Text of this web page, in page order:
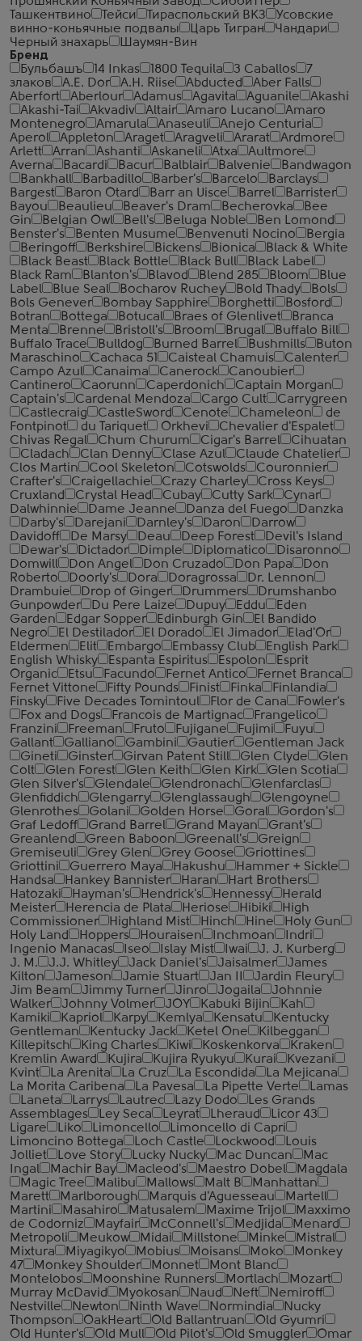
Ташкентвино
Тейси Тираспольский ВКЗ
Усовские
винно-коньячные подвалы
Царь Тигран
Чандари
Черный знахарь
Шаумян-Вин
Бренд
Бульбашъ
14 Inkas 1800 Tequila 3 Caballos
7
злаков
A.E. Dor A.H. Riise Abducted
Aber Falls
Aberfort
Aberlour Adamus Agavita Aguanile
Akashi
Akashi-Tai
Akvadiv Altair Amaro Lucano
Amaro
Montenegro
Amarula Anaseuli
Anejo Centuria
Aperol
Appleton Araget Aragveli Ararat
Ardmore
Arlett
Arran Ashanti Askaneli Atxa
Aultmore
Averna
Bacardi Bacur Balblair Balvenie
Bandwagon
Bankhall
Barbadillo Barber's Barcelo
Barclays
Bargest
Baron Otard Barr an Uisce Barrel
Barrister
Bayou
Beaulieu Beaver's Dram Becherovka
Bee
Gin
Belgian Owl Bell's Beluga Noble
Ben Lomond
Benster's
Benten Musume Benvenuti Nocino
Bergia
Beringoff
Berkshire Bickens Bionica
Black & White
Black Beast
Black Bottle Black Bull
Black Label
Black Ram
Blanton's Blavod Blend 285 Bloom
Blue
Label
Blue Seal Bocharov Ruchey Bold Thady
Bols
Bols Genever
Bombay Sapphire Borghetti
Bosford
Botran
Bottega Botucal Braes of Glenlivet
Branca
Menta
Brenne Bristoll's Broom Brugal
Buffalo Bill
Buffalo Trace
Bulldog Burned Barrel Bushmills
Buton
Maraschino
Cachaca 51 Caisteal Chamuis
Calenter
Campo Azul
Canaima Canerock
Canoubier
Cantinero
Caorunn Caperdonich
Captain Morgan
Captain's
Cardenal Mendoza Cargo Cult
Carrygreen
Castlecraig
CastleSword Cenote Chameleon
de
Fontpinot
du Tariquet Orkhevi
Chevalier d'Espalet
Chivas Regal
Chum Churum Cigar's Barrel
Cihuatan
Cladach
Clan Denny Clase Azul
Claude Chatelier
Clos Martin
Cool Skeleton Cotswolds
Couronnier
Crafter's
Craigellachie Crazy Charley
Cross Keys
Cruxland
Crystal Head Cubay Cutty Sark
Cynar
Dalwhinnie
Dame Jeanne Danza del Fuego
Danzka
Darby's
Darejani Darnley's Daron
Darrow
Davidoff
De Marsy Deau Deep Forest
Devil's Island
Dewar's
Dictador Dimple Diplomatico
Disaronno
Domwill
Don Angel Don Cruzado Don Papa
Don
Roberto
Doorly's Dora Doragrossa
Dr. Lennon
Drambuie
Drop of Ginger Drummers
Drumshanbo
Gunpowder
Du Pere Laize Dupuy Eddu
Eden
Garden
Edgar Sopper Edinburgh Gin
El Bandido
Negro
El Destilador El Dorado El Jimador
Elad'Or
Eldermen
Elit Embargo Embassy Club
English Park
English Whisky
Espanta Espiritus Espolon
Esprit
Organic
Etsu Facundo Fernet Antico
Fernet Branca
Fernet Vittone
Fifty Pounds Finist Finka
Finlandia
Finsky
Five Decades Tomintoul Flor de Cana
Fowler's
Fox and Dogs
Francois de Martignac
Frangelico
Franzini
Freeman Fruto Fujigane Fujimi
Fuyu
Gallant
Galliano Gambini Gautier
Gentleman Jack
Gineti
Ginster Girvan Patent Still Glen Clyde
Glen
Colt
Glen Forest Glen Keith Glen Kirk
Glen Scotia
Glen Silver's
Glendale Glendronach
Glenfarclas
Glenfiddich
Glengarry Glenglassaugh
Glengoyne
Glenrothes
Golani Golden Horse Goral
Gordon's
Graf Ledoff
Grand Barrel Grand Mayan
Grant's
Greanlend
Green Baboon Greenall's
Greign
Gremiseuli
Grey Glen Grey Goose
Griottines
Griottini
Guerrero Maya Hakushu
Hammer + Sickle
Handsa
Hankey Bannister Haran
Hart Brothers
Hatozaki
Hayman's Hendrick's Hennessy
Herald
Meister
Herencia de Plata Heriose Hibiki
High
Commissioner
Highland Mist Hinch Hine
Holy Gun
Holy Land
Hoppers Houraisen Inchmoan
Indri
Ingenio Manacas
Iseo Islay Mist Iwai
J. J. Kurberg
J. M.
J.J. Whitley Jack Daniel's Jaisalmer
James
Kilton
Jameson Jamie Stuart Jan II
Jardin Fleury
Jim Beam
Jimmy Turner Jinro Jogaila
Johnnie
Walker
Johnny Volmer JOY Kabuki Bijin
Kah
Kamiki
Kapriol Karpy Kemlya Kensatu
Kentucky
Gentleman
Kentucky Jack Ketel One
Kilbeggan
Killepitsch
King Charles Kiwi Koskenkorva
Kraken
Kremlin Award
Kujira Kujira Ryukyu Kurai
Kvezani
Kvint
La Arenita La Cruz La Escondida
La Mejicana
La Morita Caribena
La Pavesa La Pipette Verte
Lamas
Laneta
Larrys Lautrec Lazy Dodo
Les Grands
Assemblages
Ley Seca Leyrat Lheraud
Licor 43
Ligare
Liko Limoncello
Limoncello di Capri
Limoncino Bottega
Loch Castle Lockwood
Louis
Jolliet
Love Story Lucky Nucky Mac Duncan
Mac
Ingal
Machir Bay Macleod's Maestro Dobel
Magdala
Magic Tree
Malibu Mallows Malt B
Manhattan
Marett
Marlborough Marquis d'Aguesseau
Martell
Martini
Masahiro Matusalem Maxime Trijol
Maxximo
de Codorniz
Mayfair McConnell's Medjida
Menard
Metropoli
Meukow Midai Millstone Minke
Mistral
Mixtura
Miyagikyo Mobius Moisans Moko
Monkey
47
Monkey Shoulder Monnet
Mont Blanc
Montelobos
Moonshine Runners Mortlach
Mozart
Murray McDavid
Myokosan Naud Neft
Nemiroff
Nestville
Newton Ninth Wave Normindia
Nucky
Thompson
OakHeart Old Ballantruan
Old Gyumri
Old Hunter's
Old Mull Old Pilot's Old Smuggler
Omar